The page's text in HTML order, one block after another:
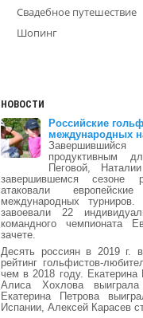
Свадебное путешествие
Шопинг
НОВОСТИ
Российские
международных
продуктивным
Пеговой,
завершившемся сезоне
атаковали
международных
завоевали 22
командного чемпионата
зачете.
Десять россиян в 2019 г.
рейтинг гольфистов-
чем в 2018 году.
Алиса Хохлова
Екатерина Петрова
Испании, Алексей Карасев